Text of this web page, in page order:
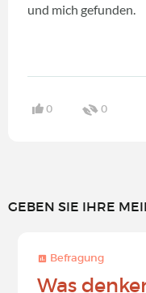
und mich gefunden.
0 0
GEBEN SIE IHRE
Befragung
Was